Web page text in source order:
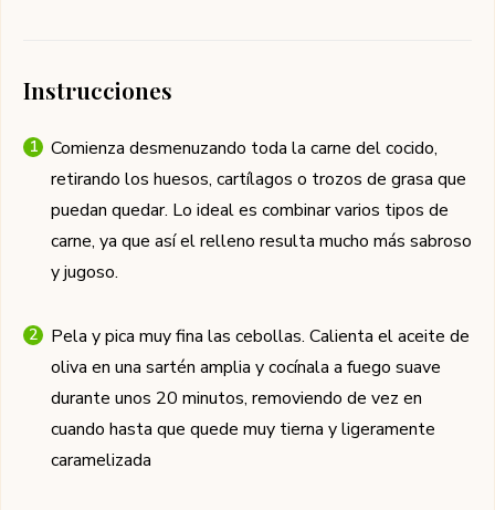
Instrucciones
Comienza desmenuzando toda la carne del cocido,
retirando los huesos, cartílagos o trozos de grasa que
puedan quedar. Lo ideal es combinar varios tipos de
carne, ya que así el relleno resulta mucho más sabroso
y jugoso.
Pela y pica muy fina las cebollas. Calienta el aceite de
oliva en una sartén amplia y cocínala a fuego suave
durante unos 20 minutos, removiendo de vez en
cuando hasta que quede muy tierna y ligeramente
caramelizada